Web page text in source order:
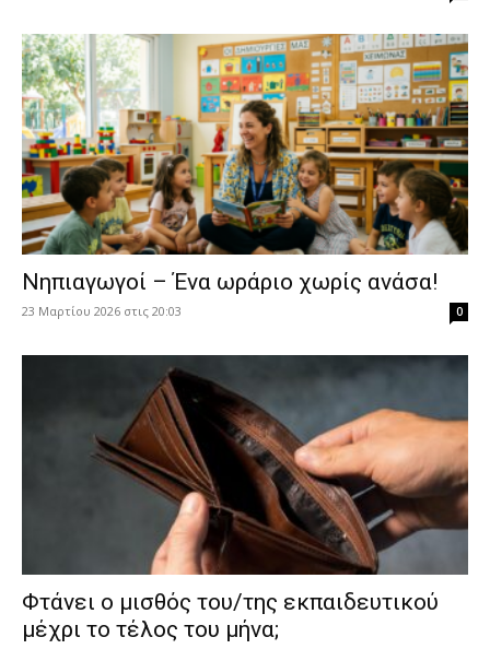
Νηπιαγωγοί – Ένα ωράριο χωρίς ανάσα!
23 Μαρτίου 2026 στις 20:03 0
Φτάνει ο μισθός του/της εκπαιδευτικού
μέχρι το τέλος του μήνα;